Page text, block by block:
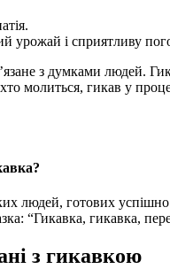
урожай і сприятливу
з думками людей.
молиться, гикав у
людей, готових
“Гикавка, гикавка,
з гикавкою